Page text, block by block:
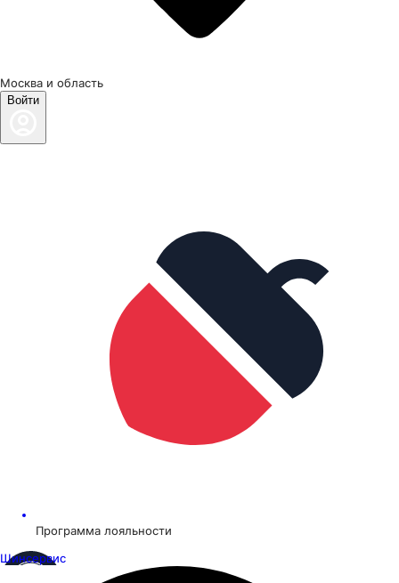
Москва и область
Войти
Программа лояльности
Шинсервис